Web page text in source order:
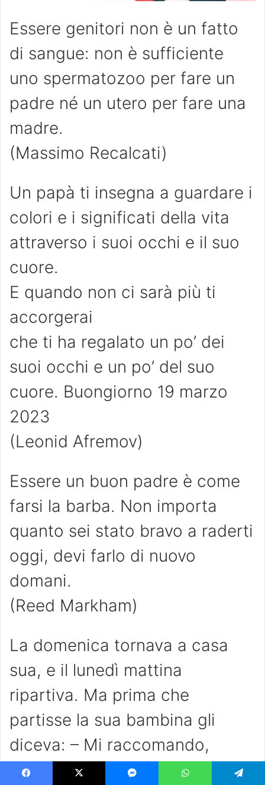
Essere genitori non è un fatto
di sangue: non è sufficiente
uno spermatozoo per fare un
padre né un utero per fare una
madre.
(Massimo Recalcati)
Un papà ti insegna a guardare i
colori e i significati della vita
attraverso i suoi occhi e il suo
cuore.
E quando non ci sarà più ti
accorgerai
che ti ha regalato un po’ dei
suoi occhi e un po’ del suo
cuore. Buongiorno 19 marzo
2023
(Leonid Afremov)
Essere un buon padre è come
farsi la barba. Non importa
quanto sei stato bravo a raderti
oggi, devi farlo di nuovo
domani.
(Reed Markham)
La domenica tornava a casa
sua, e il lunedì mattina
ripartiva. Ma prima che
partisse la sua bambina gli
diceva: – Mi raccomando,
papà: tutte le sere una storia.